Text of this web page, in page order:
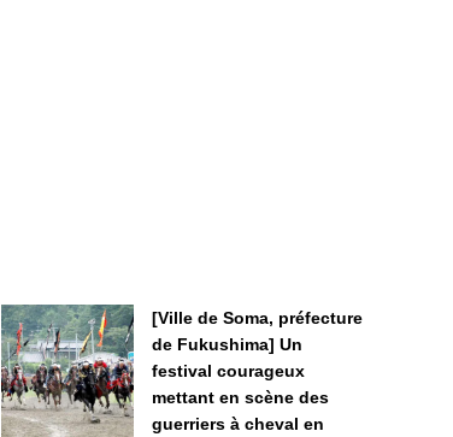
[Ville de Soma, préfecture
de Fukushima] Un
festival courageux
mettant en scène des
guerriers à cheval en